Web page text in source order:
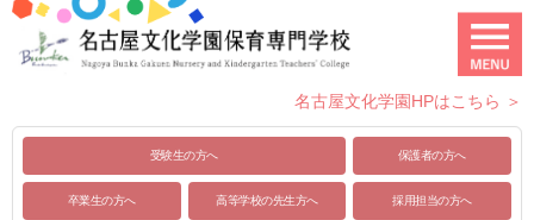
名古屋文化学園HPはこちら ＞
受験生の方へ 保護者の方へ
卒業生の方へ 高等学校の先生方へ 採用担当の方へ